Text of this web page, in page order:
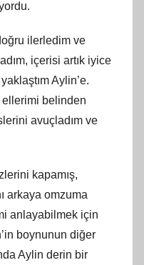
ilerledim ve
içerisi artık iyice
Aylin’e.
ellerimi belinden
avuçladım ve
kapamış,
arkaya omzuma
anlayabilmek için
boynunun diğer
Aylin derin bir